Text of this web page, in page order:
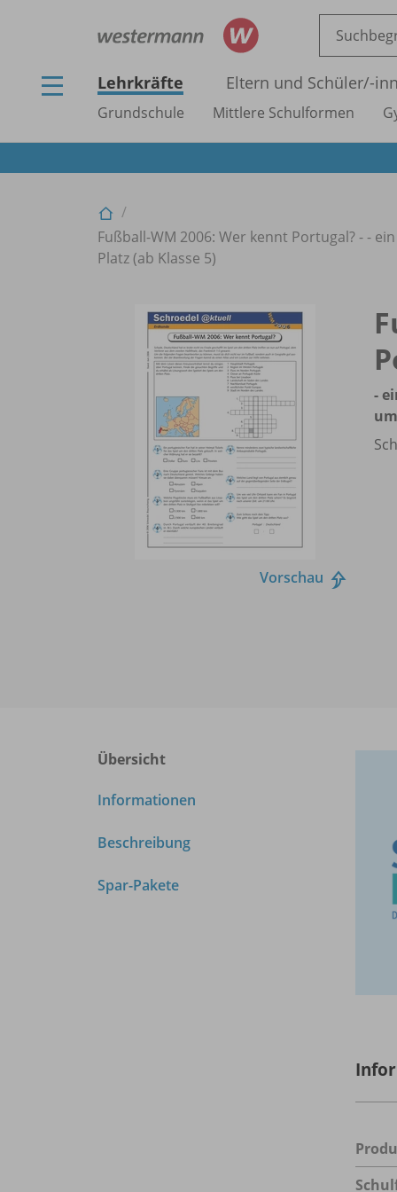
Lehrkräfte Eltern und Schüler/-
Grundschule Mittlere Schulformen
Fußball-WM 2006: Wer kennt Portugal? - -
Platz (ab Klasse 5)
Vorschau
-
Übersicht
Informationen
Beschreibung
Spar-Pakete